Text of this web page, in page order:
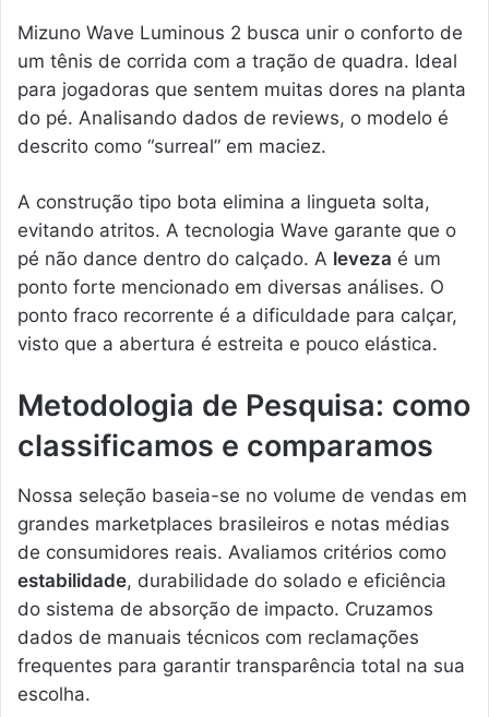
Mizuno Wave Luminous 2 busca unir o conforto de
um tênis de corrida com a tração de quadra. Ideal
para jogadoras que sentem muitas dores na planta
do pé. Analisando dados de reviews, o modelo é
descrito como “surreal” em maciez.
A construção tipo bota elimina a lingueta solta,
evitando atritos. A tecnologia Wave garante que o
pé não dance dentro do calçado. A leveza é um
ponto forte mencionado em diversas análises. O
ponto fraco recorrente é a dificuldade para calçar,
visto que a abertura é estreita e pouco elástica.
Metodologia de Pesquisa: como
classificamos e comparamos
Nossa seleção baseia-se no volume de vendas em
grandes marketplaces brasileiros e notas médias
de consumidores reais. Avaliamos critérios como
estabilidade, durabilidade do solado e eficiência
do sistema de absorção de impacto. Cruzamos
dados de manuais técnicos com reclamações
frequentes para garantir transparência total na sua
escolha.